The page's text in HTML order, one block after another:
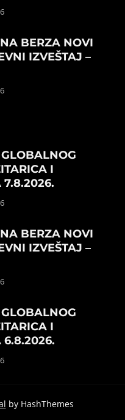
BERZA NOVI
IZVEŠTAJ –
I
7.8.2026.
BERZA NOVI
IZVEŠTAJ –
I
6.8.2026.
by HashThemes